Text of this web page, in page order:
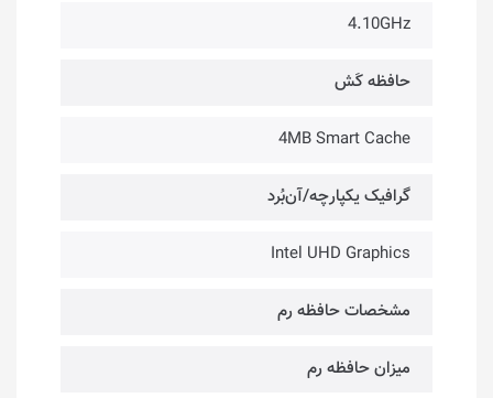
4.10GHz
حافظه کَش
4MB Smart Cache
گرافیک یکپارچه/آن‌بُرد
Intel UHD Graphics
مشخصات حافظه رم
میزان حافظه رم